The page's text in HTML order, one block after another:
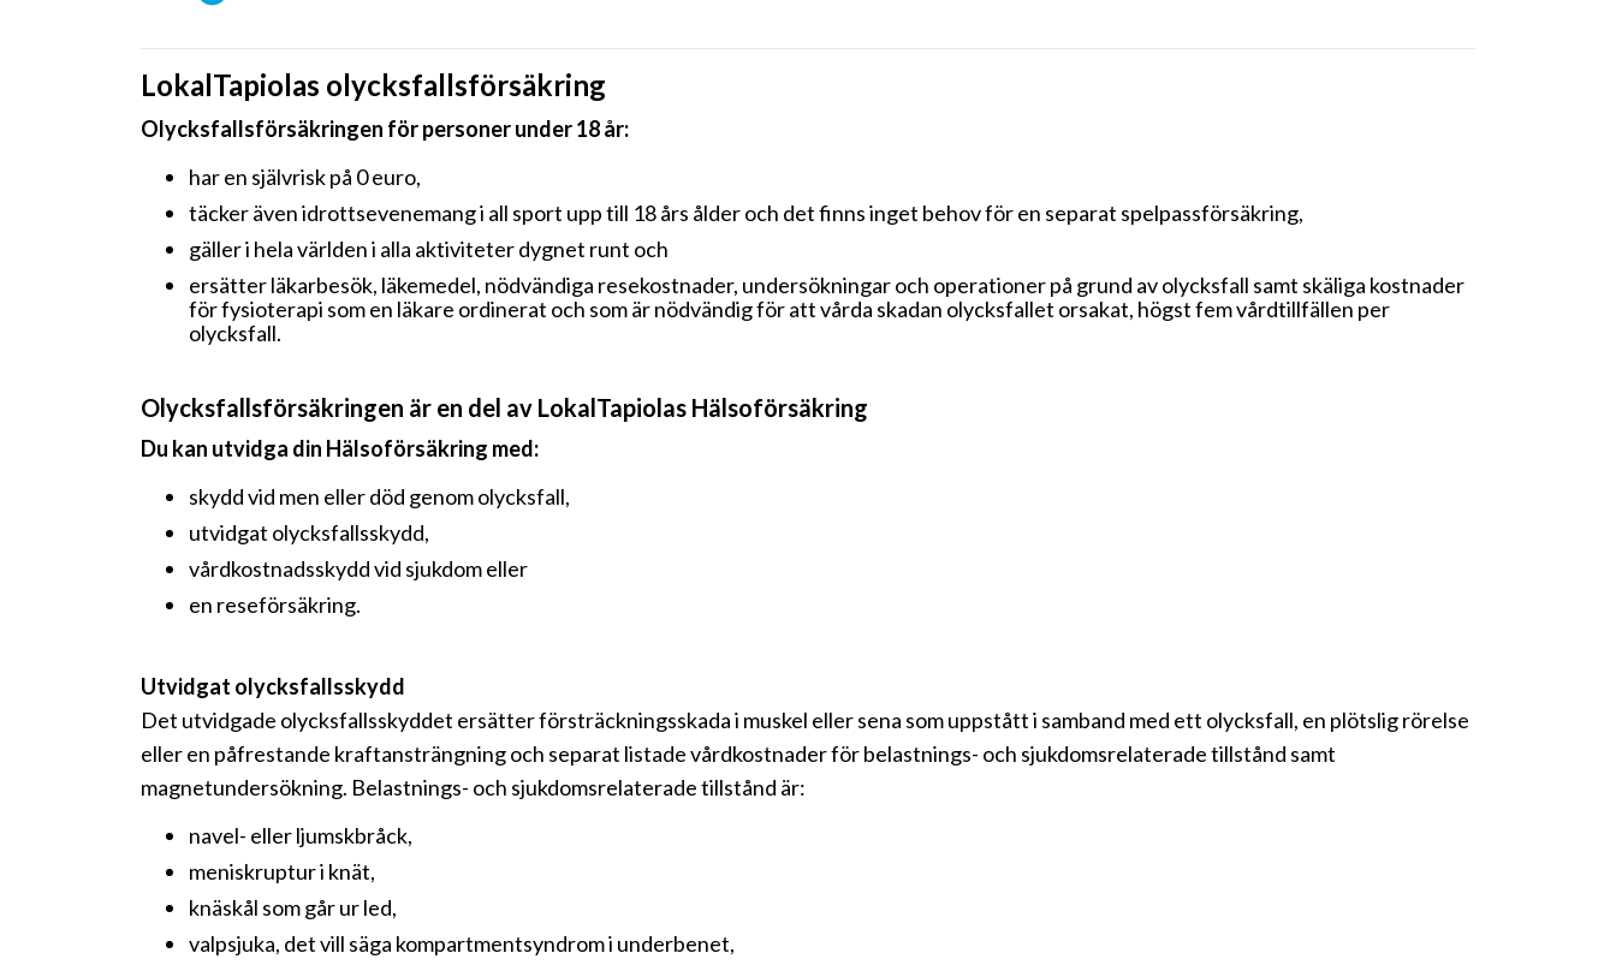
LokalTapiolas olycksfallsförsäkring
Olycksfallsförsäkringen för personer under 18 år:
har en självrisk på 0 euro,
täcker även idrottsevenemang i all sport upp till 18 års ålder och det finns inget behov för en separat spelpassförsäkring,
gäller i hela världen i alla aktiviteter dygnet runt och
ersätter läkarbesök, läkemedel, nödvändiga resekostnader, undersökningar och operationer på grund av olycksfall samt skäliga kostnader
för fysioterapi som en läkare ordinerat och som är nödvändig för att vårda skadan olycksfallet orsakat, högst fem vårdtillfällen per
olycksfall.
Olycksfallsförsäkringen är en del av LokalTapiolas Hälsoförsäkring
Du kan utvidga din Hälsoförsäkring med:
skydd vid men eller död genom olycksfall,
utvidgat olycksfallsskydd,
vårdkostnadsskydd vid sjukdom eller
en reseförsäkring.
Utvidgat olycksfallsskydd
Det utvidgade olycksfallsskyddet ersätter försträckningsskada i muskel eller sena som uppstått i samband med ett olycksfall, en plötslig rörelse
eller en påfrestande kraftansträngning och separat listade vårdkostnader för belastnings- och sjukdomsrelaterade tillstånd samt
magnetundersökning. Belastnings- och sjukdomsrelaterade tillstånd är:
navel- eller ljumskbråck,
meniskruptur i knät,
knäskål som går ur led,
valpsjuka, det vill säga kompartmentsyndrom i underbenet,